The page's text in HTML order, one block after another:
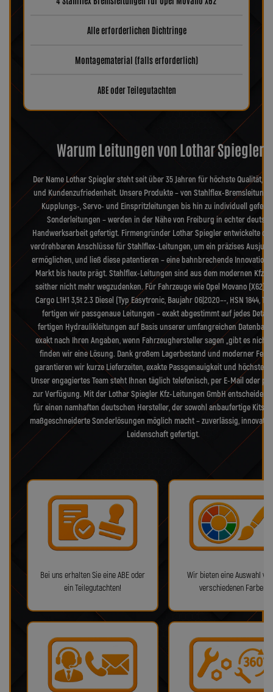
Alle erforderlichen Dichtringe
Montagematerial (falls erforderlich)
ABE oder Teilegutachten
Warum Leitungen von Lothar Spiegler?
Der Name Lothar Spiegler steht seit über 35 Jahren für höchste Qualität,
und Kundenzufriedenheit. Unsere Produkte – von Stahlflex-
Kupplungs-, Servo- und Einspritzleitungen bis hin zu individuell
Sonderleitungen – werden in der Nähe von Freiburg in echter
Handwerksarbeit gefertigt. Firmengründer Lothar Spiegler entwickelte
verdrehbaren Anschlüsse für Stahlflex-Leitungen, um ein präzises
ermöglichen, und ließ diese patentieren – eine bahnbrechende Innovation,
Markt bis heute prägt. Stahlflex-Leitungen sind aus dem modernen Kfz-
seither nicht mehr wegzudenken. Für Fahrzeuge wie Opel Movano (X62)
Cargo L1H1 3,5t 2.3 Diesel (Typ Easytronic, Baujahr 06|2020–-, HSN 1844,
fertigen wir passgenaue Leitungen – exakt abgestimmt auf jedes
fertigen Hydraulikleitungen auf Basis unserer umfangreichen
exakt nach Ihren Angaben, wenn Fahrzeughersteller sagen „gibt es nicht
finden wir eine Lösung. Dank großem Lagerbestand und moderner
garantieren wir kurze Lieferzeiten, exakte Passgenauigkeit und höchste
Unser engagiertes Team steht Ihnen täglich telefonisch, per E-Mail oder
zur Verfügung. Mit der Lothar Spiegler Kfz-Leitungen GmbH entscheiden
für einen namhaften deutschen Hersteller, der sowohl anbaufertige Kits
maßgeschneiderte Sonderlösungen möglich macht – zuverlässig,
Leidenschaft gefertigt.
Bei uns erhalten Sie eine ABE oder
ein Teilegutachten!
Wir bieten eine Auswahl
verschiedenen Farben!